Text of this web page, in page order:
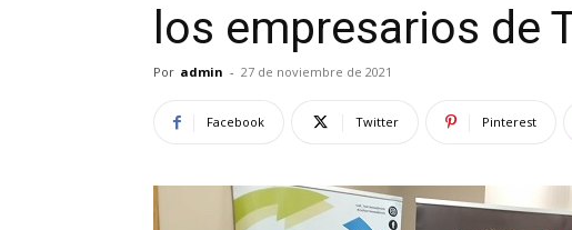
los empresarios de
Por admin - 27 de noviembre de 2021
Facebook Twitter Pinterest